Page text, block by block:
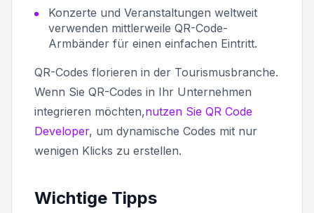
Konzerte und Veranstaltungen weltweit
verwenden mittlerweile QR-Code-
Armbänder für einen einfachen Eintritt.
QR-Codes florieren in der Tourismusbranche.
Wenn Sie QR-Codes in Ihr Unternehmen
integrieren möchten,nutzen Sie QR Code
Developer, um dynamische Codes mit nur
wenigen Klicks zu erstellen.
Wichtige Tipps